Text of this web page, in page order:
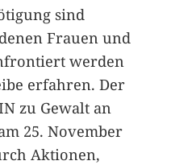
sind
Frauen und
werden
erfahren. Der
zu Gewalt an
25. November
Aktionen,